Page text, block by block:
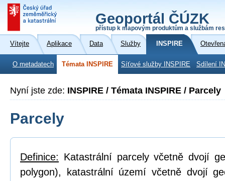
Geoportál ČÚZK
přístup k mapovým produktům a službám
Vítejte Aplikace Data Služby INSPIRE
O metadatech Témata INSPIRE Síťové služby INSPIRE Sdílení
Nyní jste zde: INSPIRE / Témata INSPIRE / Parcely
Parcely
Definice: Katastrální parcely včetně dvojí
polygon), katastrální území včetně dvojí